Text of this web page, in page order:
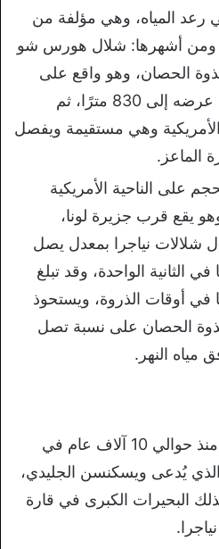
رعد المياه، وهي مؤلفة من
ومن أشهرها: شلال هورس شو
الحصان، وهو واقع على
الجانب الكندي ويصل عرضه إلى 830 مترًا، ثم
الأمريكية وهي مستقيمة ويفصل
الماعز.
على الناحية الأمريكية
يقع قرب جزيرة لونا،
شلالات نياجرا بمعدل يصل
مكعبًا في الثانية الواحدة، وقد تبلغ
مكعبًا في أوقات الذروة، ويستحوذ
الحصان على نسبة تصل
تكونت تلك الشلالات منذ حوالي 10 آلاف عام في
الذي يُدعى ويسكنسن الجليدي،
البحيرات الكبرى في قارة